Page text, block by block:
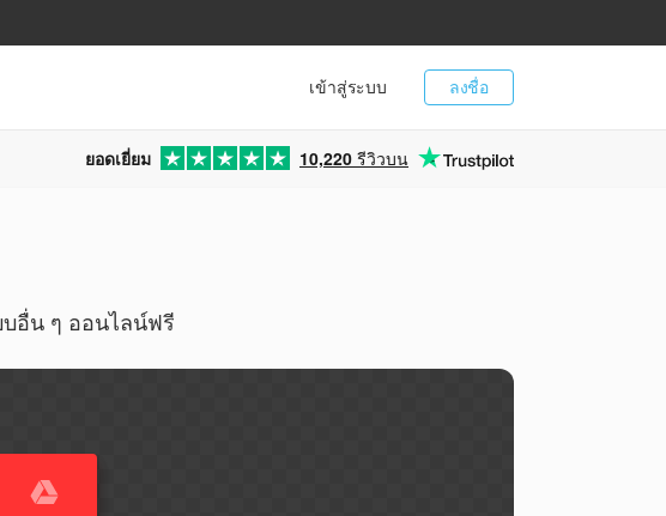
ลงชื่อ
เข้าสู่ระบบ
ยอดเยี่ยม 10,220 รีวิวบน
บอื่น ๆ ออนไลน์ฟรี